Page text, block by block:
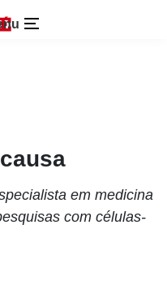
em medicina
com células-